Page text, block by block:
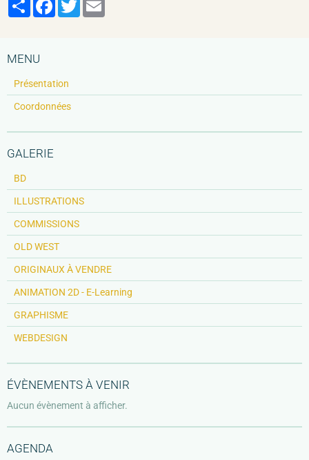
MENU
Présentation
Coordonnées
GALERIE
BD
ILLUSTRATIONS
COMMISSIONS
OLD WEST
ORIGINAUX À VENDRE
ANIMATION 2D - E-Learning
GRAPHISME
WEBDESIGN
ÉVÈNEMENTS À VENIR
Aucun évènement à afficher.
AGENDA